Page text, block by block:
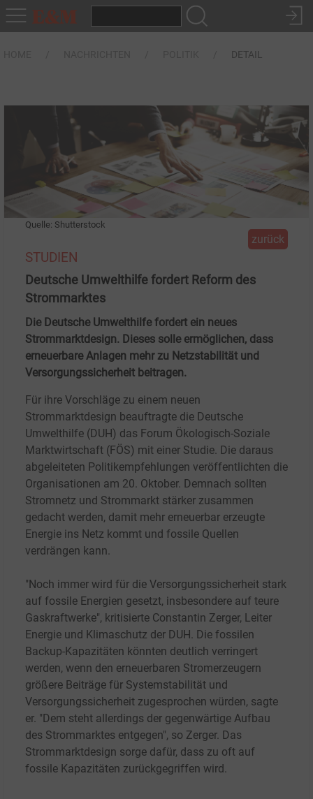
DETAIL
Quelle: Shutterstock
zurück
STUDIEN
Deutsche Umwelthilfe fordert Reform des
Strommarktes
Die Deutsche Umwelthilfe fordert ein neues
Strommarktdesign. Dieses solle ermöglichen, dass
erneuerbare Anlagen mehr zu Netzstabilität und
Versorgungssicherheit beitragen.
Für ihre Vorschläge zu einem neuen
Strommarktdesign beauftragte die Deutsche
Umwelthilfe (DUH) das Forum Ökologisch-Soziale
Marktwirtschaft (FÖS) mit einer Studie. Die daraus
abgeleiteten Politikempfehlungen veröffentlichten die
Organisationen am 20. Oktober. Demnach sollten
Stromnetz und Strommarkt stärker zusammen
gedacht werden, damit mehr erneuerbar erzeugte
Energie ins Netz kommt und fossile Quellen
verdrängen kann.
"Noch immer wird für die Versorgungssicherheit stark
auf fossile Energien gesetzt, insbesondere auf teure
Gaskraftwerke", kritisierte Constantin Zerger, Leiter
Energie und Klimaschutz der DUH. Die fossilen
Backup-Kapazitäten könnten deutlich verringert
werden, wenn den erneuerbaren Stromerzeugern
größere Beiträge für Systemstabilität und
Versorgungssicherheit zugesprochen würden, sagte
er. "Dem steht allerdings der gegenwärtige Aufbau
des Strommarktes entgegen", so Zerger. Das
Strommarktdesign sorge dafür, dass zu oft auf
fossile Kapazitäten zurückgegriffen wird.